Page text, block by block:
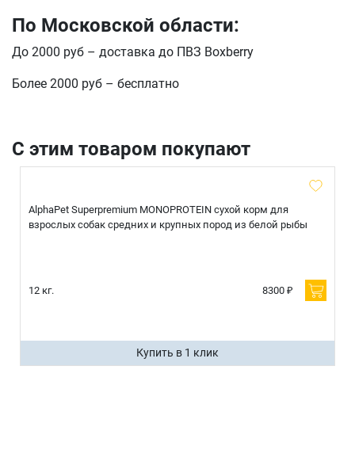
По Московской области:
До 2000 руб – доставка до ПВЗ Boxberry
Более 2000 руб – бесплатно
С этим товаром покупают
AlphaPet Superpremium MONOPROTEIN сухой корм для
взрослых собак средних и крупных пород из белой рыбы
12 кг. 8300 ₽
Купить в 1 клик
отправить